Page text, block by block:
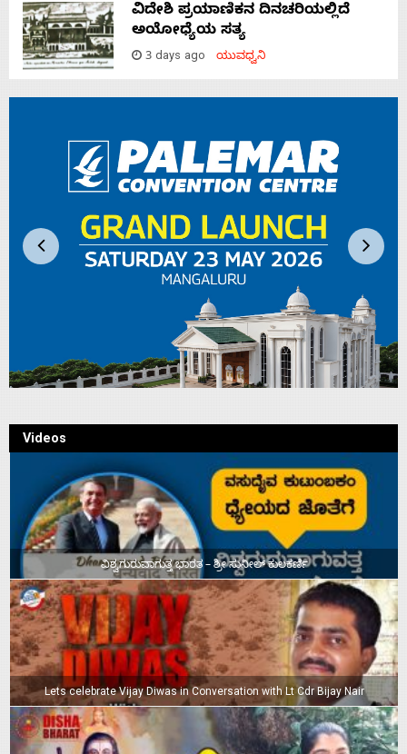
ವಿದೇಶಿ ಪ್ರಯಾಣಿಕನ ದಿನಚರಿಯಲ್ಲಿದೆ
ಅಯೋಧ್ಯೆಯ ಸತ್ಯ
3 days ago ಯುವಧ್ವನಿ
Videos
ವಿಶ್ವಗುರುವಾಗುತ್ತ ಭಾರತ – ಶ್ರೀ ಸುನೀಲ್‌ ಕುಲಕರ್ಣಿ
Lets celebrate Vijay Diwas in Conversation with Lt Cdr Bijay Nair